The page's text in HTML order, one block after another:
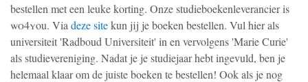
bestellen met een leuke korting. Onze studieboekenleverancier is
wo4you. Via deze sitekun jij je boeken bestellen. Vul hier als
universiteit 'Radboud Universiteit' in en vervolgens 'Marie Curie'
als studievereniging. Nadat je je studiejaar hebt ingevuld, ben je
helemaal klaar om de juiste boeken te bestellen! Ook als je nog